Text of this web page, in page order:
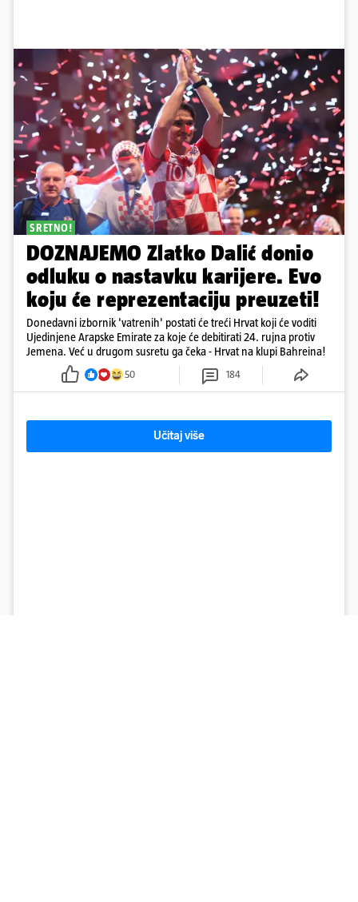
SRETNO!
DOZNAJEMO Zlatko Dalić donio
odluku o nastavku karijere. Evo
koju će reprezentaciju preuzeti!
Donedavni izbornik 'vatrenih' postati će treći Hrvat koji će voditi
Ujedinjene Arapske Emirate za koje će debitirati 24. rujna protiv
Jemena. Već u drugom susretu ga čeka - Hrvat na klupi Bahreina!
50 184
Učitaj više